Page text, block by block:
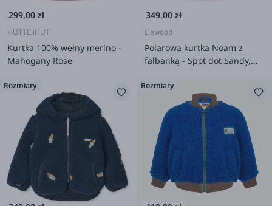
299,00 zł
HUTTEliHUT
Kurtka 100% wełny merino -
Mahogany Rose
349,00 zł
Liewood
Polarowa kurtka Noam z
falbanką - Spot dot Sandy,
Rozmiary Rozmiary